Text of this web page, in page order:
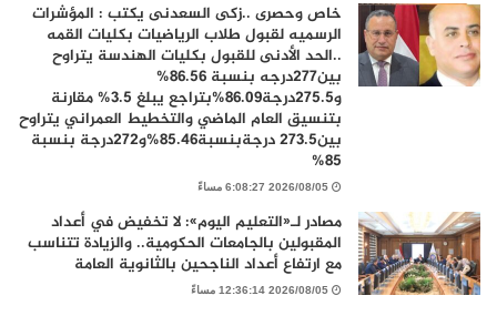
خاص وحصرى ..زكى السعدنى يكتب : المؤشرات
الرسميه لقبول طلاب الرياضيات بكليات القمه
..الحد الأدنى للقبول بكليات الهندسة يتراوح
بين277درجه بنسبة 86.56%
و275.5درجة86.09%بتراجع يبلغ 3.5% مقارنة
بتنسيق العام الماضي والتخطيط العمراني يتراوح
بين273.5 درجةبنسبة85.46%و272درجة بنسبة
85%
2026/08/05 6:08:27 مساءً
مصادر لـ«التعليم اليوم»: لا تخفيض في أعداد
المقبولين بالجامعات الحكومية.. والزيادة تتناسب
مع ارتفاع أعداد الناجحين بالثانوية العامة
2026/08/05 12:36:14 مساءً